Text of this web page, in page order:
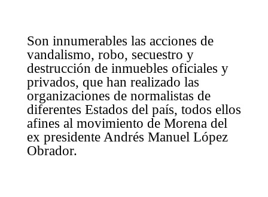
Son innumerables las acciones de
vandalismo, robo, secuestro y
destrucción de inmuebles oficiales y
privados, que han realizado las
organizaciones de normalistas de
diferentes Estados del país, todos ellos
afines al movimiento de Morena del
ex presidente Andrés Manuel López
Obrador.